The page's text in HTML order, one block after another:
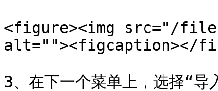
<figure><img src="/files/
alt=""><figcaption></
3、在下一个菜单上，选择“导